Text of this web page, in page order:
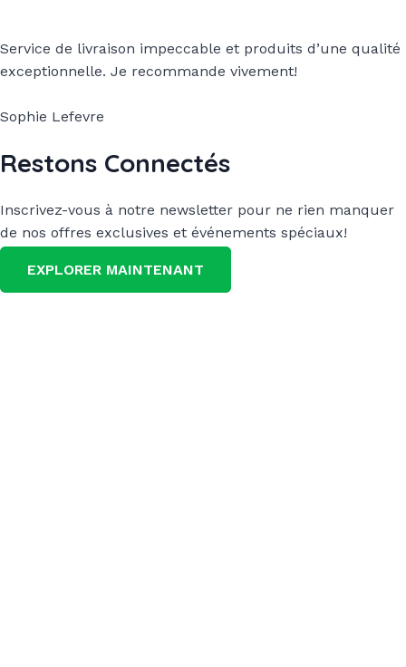
Service de livraison impeccable et produits d’une qualité
exceptionnelle. Je recommande vivement!
Sophie Lefevre
Restons Connectés
Inscrivez-vous à notre newsletter pour ne rien manquer
de nos offres exclusives et événements spéciaux!
EXPLORER MAINTENANT